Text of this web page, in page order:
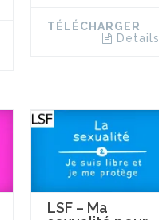
TÉLÉCHARGER
Details
LSF – Ma